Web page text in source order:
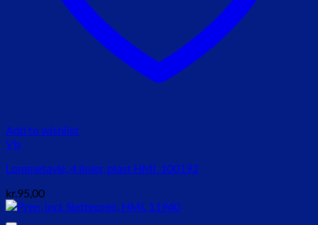
Add to wishlist
Vis
Lommetavle, 4 linier, plast HMI. 100192
kr.95,00